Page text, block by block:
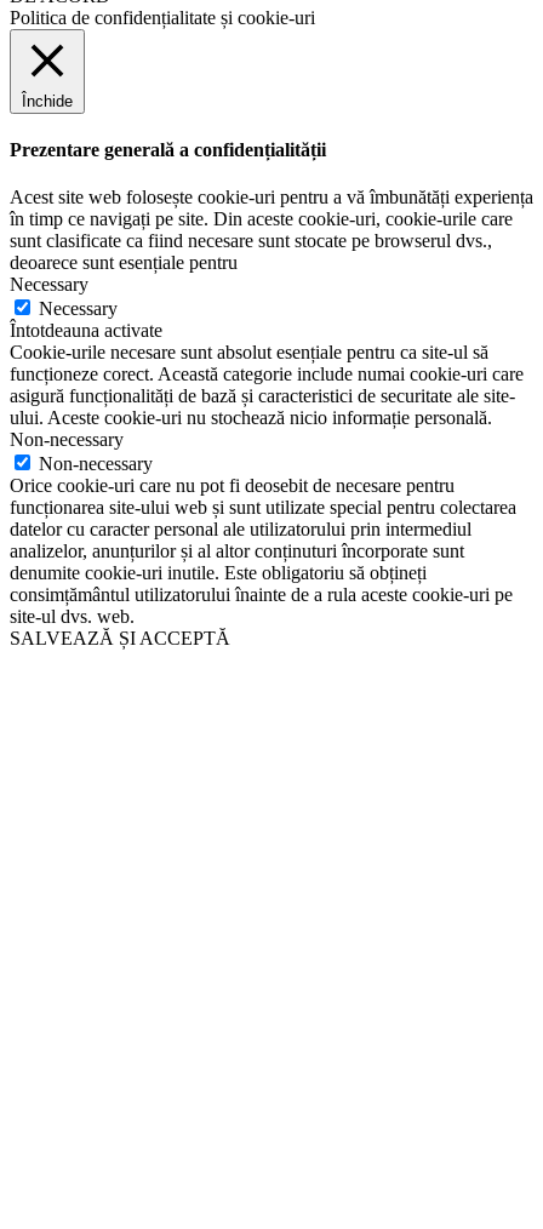
Politica de confidențialitate și cookie-uri
Închide
Prezentare generală a confidențialității
Acest site web folosește cookie-uri pentru a vă îmbunătăți experiența
în timp ce navigați pe site. Din aceste cookie-uri, cookie-urile care
sunt clasificate ca fiind necesare sunt stocate pe browserul dvs.,
deoarece sunt esențiale pentru
Necessary
Necessary
Întotdeauna activate
Cookie-urile necesare sunt absolut esențiale pentru ca site-ul să
funcționeze corect. Această categorie include numai cookie-uri care
asigură funcționalități de bază și caracteristici de securitate ale site-
ului. Aceste cookie-uri nu stochează nicio informație personală.
Non-necessary
Non-necessary
Orice cookie-uri care nu pot fi deosebit de necesare pentru
funcționarea site-ului web și sunt utilizate special pentru colectarea
datelor cu caracter personal ale utilizatorului prin intermediul
analizelor, anunțurilor și al altor conținuturi încorporate sunt
denumite cookie-uri inutile. Este obligatoriu să obțineți
consimțământul utilizatorului înainte de a rula aceste cookie-uri pe
site-ul dvs. web.
SALVEAZĂ ȘI ACCEPTĂ